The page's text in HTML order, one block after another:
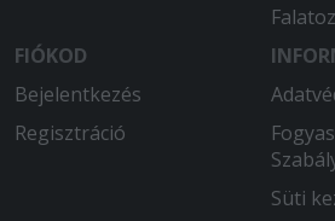
FIÓKOD
Bejelentkezés
Regisztráció
Süti